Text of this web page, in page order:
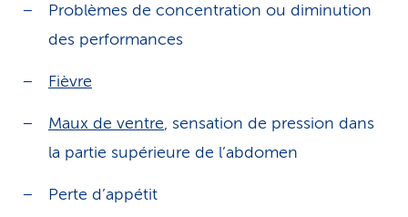
Problèmes de concentration ou diminution
des performances
Fièvre
Maux de ventre, sensation de pression dans
la partie supérieure de l’abdomen
Perte d’appétit